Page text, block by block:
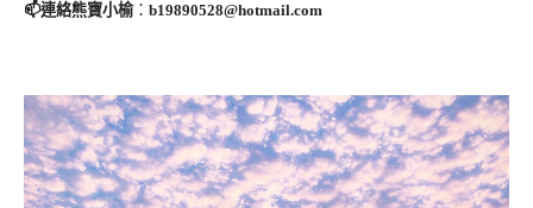
📫連絡熊寶小榆： b19890528@hotmail.com